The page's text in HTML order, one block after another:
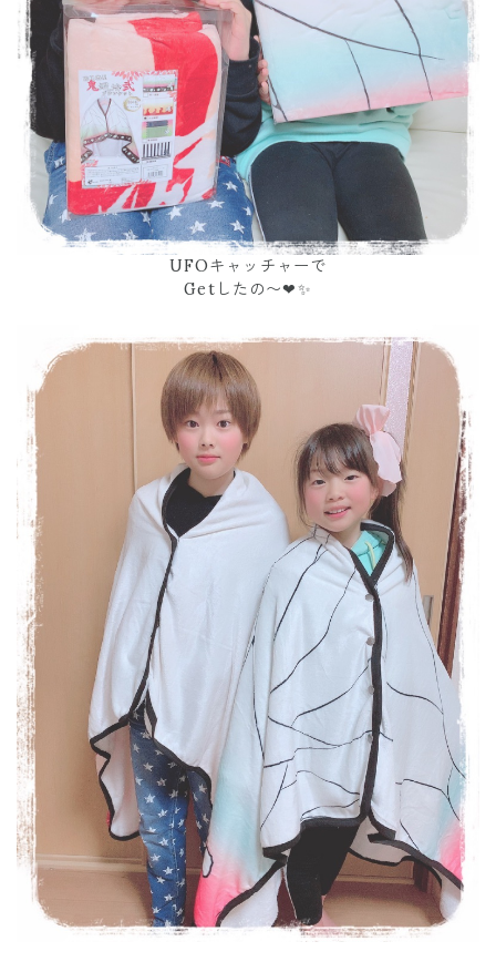
UFOキャッチャーで
Getしたの〜❤✨